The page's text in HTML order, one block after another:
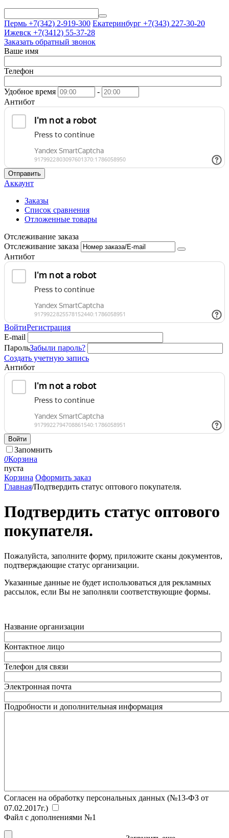
Пермь +7(342) 2-919-300 Екатеринбург +7(343) 227-30-20
Ижевск +7(3412) 55-37-28
Заказать обратный звонок
Ваше имя
Телефон
Удобное время
-
Антибот
Отправить
Аккаунт
Заказы
Список сравнения
Отложенные товары
Отслеживание заказа
Отслеживание заказа
Антибот
ВойтиРегистрация
E-mail
ПарольЗабыли пароль?
Создать учетную запись
Антибот
Войти
Запомнить
0Корзина
пуста
Корзина Оформить заказ
Главная/Подтвердить статус оптового покупателя.
Подтвердить статус оптового
покупателя.
Пожалуйста, заполните форму, приложите сканы документов,
подтверждающие статус организации.
Указанные данные не будет использоваться для рекламных
рассылок, если Вы не заполняли соответствующие формы.
Название организации
Контактное лицо
Телефон для связи
Электронная почта
Подробности и дополнительная информация
Согласен на обработку персональных данных (№13-ФЗ от
07.02.2017г.)
Файл с дополнениями №1